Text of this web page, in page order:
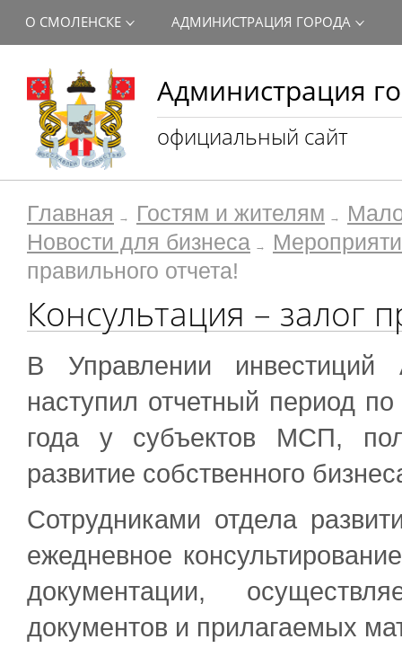
Администрация
официальный сайт
О СМОЛЕНСКЕ АДМИНИСТРАЦИЯ ГОРОДА
Главная Гостям и жителям
Новости для бизнеса
правильного отчета!
Консультация – залог
В Управлении инвестиций
наступил отчетный период
года у субъектов МСП,
развитие собственного
Сотрудниками отдела
ежедневное
документации,
документов и прилагаемых